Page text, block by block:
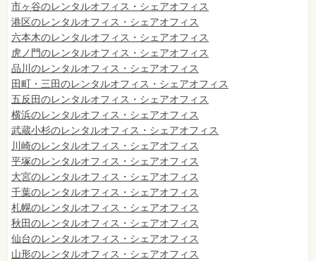
市ヶ谷のレンタルオフィス・シェアオフィス
港区のレンタルオフィス・シェアオフィス
六本木のレンタルオフィス・シェアオフィス
虎ノ門のレンタルオフィス・シェアオフィス
品川のレンタルオフィス・シェアオフィス
田町・三田のレンタルオフィス・シェアオフィス
五反田のレンタルオフィス・シェアオフィス
横浜のレンタルオフィス・シェアオフィス
武蔵小杉のレンタルオフィス・シェアオフィス
川崎のレンタルオフィス・シェアオフィス
平塚のレンタルオフィス・シェアオフィス
大宮のレンタルオフィス・シェアオフィス
千葉のレンタルオフィス・シェアオフィス
札幌のレンタルオフィス・シェアオフィス
秋田のレンタルオフィス・シェアオフィス
仙台のレンタルオフィス・シェアオフィス
山形のレンタルオフィス・シェアオフィス